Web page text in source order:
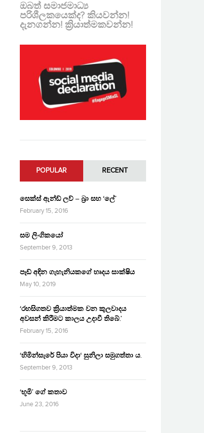
ඔබත් සමාජමාධ්‍ය
පරිශීලකයෙක්ද? කියවන්න!
දැනගන්න! ක්‍රියාත්මකවන්න!
POPULAR RECENT
සෙක්ස් ඇන්ඩ් ලව් – බ්‍රා සහ ‘ලේ’
February 15, 2016
සම ලිංගිකයෝ
September 9, 2013
පෑඩ් අඳින ගැහැනියකගේ හෘදය සාක්ෂිය
May 10, 2019
‘රහසිගතව ක්‍රියාත්මක වන කුලවාදය
අවසන් කිරීමට කාලය උදාවී තිබේ.’
February 15, 2016
‘හිමින්සැරේ පියා විදා‘ සුනිලා සමුගත්තා ය.
September 9, 2013
‘භූමි’ ගේ කතාව
June 23, 2016